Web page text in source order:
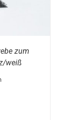
zum
weiß